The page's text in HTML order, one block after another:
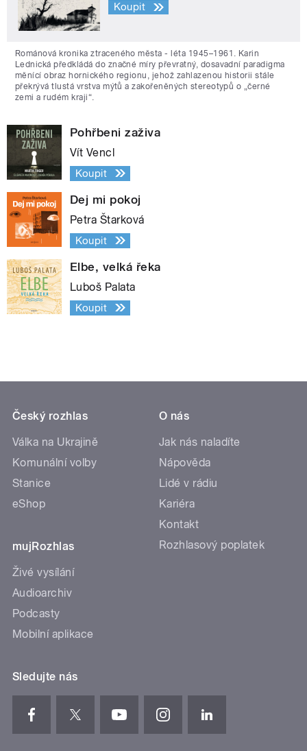
Koupit
Románová kronika ztraceného města - léta 1945–1961. Karin
Lednická předkládá do značné míry převratný, dosavadní paradigma
měnící obraz hornického regionu, jehož zahlazenou historii stále
překrývá tlustá vrstva mýtů a zakořeněných stereotypů o „černé
zemi a rudém kraji“.
Pohřbeni zaživa
Vít Vencl
Koupit
Dej mi pokoj
Petra Štarková
Koupit
Elbe, velká řeka
Luboš Palata
Koupit
Český rozhlas
Válka na Ukrajině
Komunální volby
Stanice
eShop
mujRozhlas
Živé vysílání
Audioarchiv
Podcasty
Mobilní aplikace
O nás
Jak nás naladíte
Nápověda
Lidé v rádiu
Kariéra
Kontakt
Rozhlasový poplatek
Sledujte nás